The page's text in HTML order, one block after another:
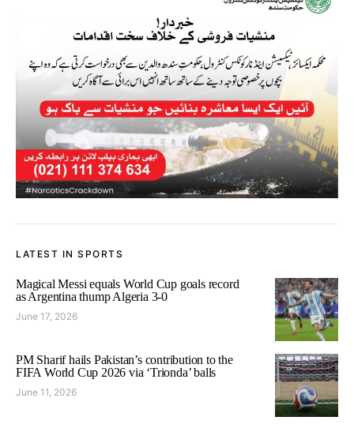
LATEST IN SPORTS
Magical Messi equals World Cup goals record
as Argentina thump Algeria 3-0
June 17, 2026
PM Sharif hails Pakistan’s contribution to the
FIFA World Cup 2026 via ‘Trionda’ balls
June 11, 2026